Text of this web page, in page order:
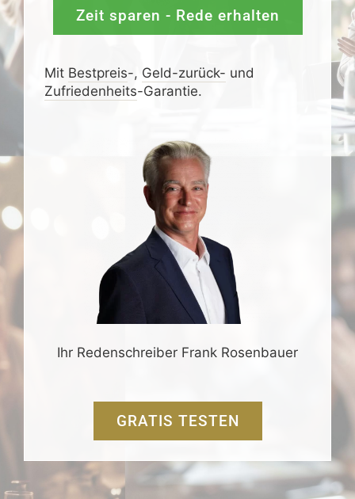
Zeit sparen - Rede erhalten
Mit Bestpreis-, Geld-zurück- und
Zufrieden­­heits-Garantie.
Ihr Redenschreiber Frank Rosenbauer
GRATIS TESTEN